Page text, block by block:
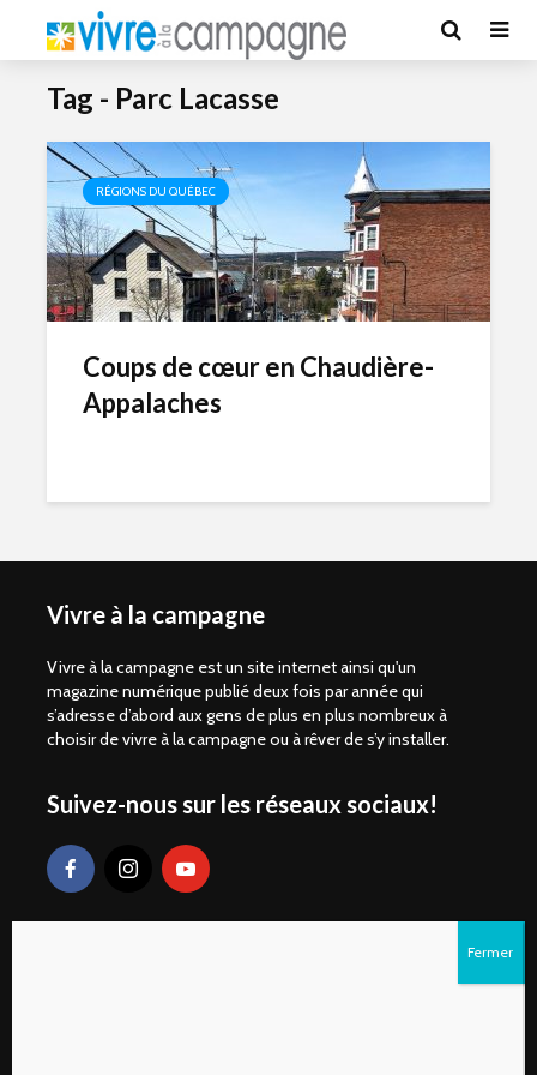
Tag - Parc Lacasse
RÉGIONS DU QUÉBEC
Coups de cœur en Chaudière-
Appalaches
Vivre à la campagne
Vivre à la campagne est un site internet ainsi qu'un
magazine numérique publié deux fois par année qui
s’adresse d’abord aux gens de plus en plus nombreux à
choisir de vivre à la campagne ou à rêver de s’y installer.
Suivez-nous sur les réseaux sociaux!